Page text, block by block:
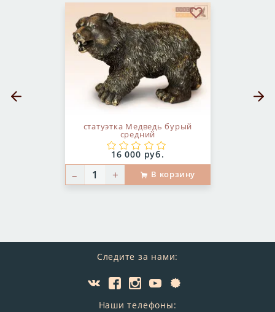
статуэтка Медведь бурый
средний
Цена:
16 000 руб.
– + В корзину
В избранное
Предыдущий слайд
Следите за нами:
Наши телефоны: